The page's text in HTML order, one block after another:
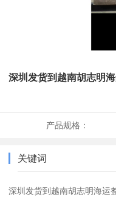
深圳发货到越南胡志明
产品规格：
关键词
深圳发货到越南胡志明海运